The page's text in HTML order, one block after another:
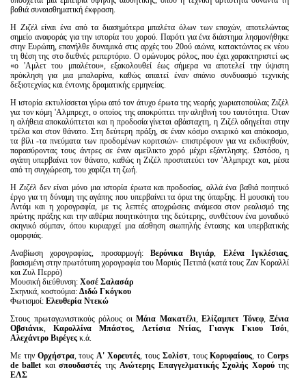
βαθιά συναισθηματική έκφραση.
Η Ζιζέλείναι ένα από τα διασημότερα μπαλέτα όλων των εποχών, αποτελώντας
σημείο αναφοράς για την ιστορία του χορού. Παρότι για ένα διάστημα λησμονήθηκε
στην Ευρώπη, επανήλθε δυναμικά στις αρχές του 20ού αιώνα, κατακτώντας εκ νέου
τη θέση της στο διεθνές ρεπερτόριο. Ο ομώνυμος ρόλος, που έχει χαρακτηριστεί ως
«ο 'Aμλετ του μπαλέτου», εξακολουθεί έως σήμερα να αποτελεί την ύψιστη
πρόκληση για μια μπαλαρίνα, καθώς απαιτεί έναν σπάνιο συνδυασμό τεχνικής
δεξιοτεχνίας και έντονης δραματικής ερμηνείας.
Η ιστορία εκτυλίσσεται γύρω από τον άτυχο έρωτα της νεαρής χωριατοπούλας Ζιζέλ
για τον κόμη 'Aλμπρεχτ, ο οποίος της αποκρύπτει την αληθινή του ταυτότητα. Όταν
η αλήθεια αποκαλύπτεται και η προδοσία γίνεται αβάσταχτη, η Ζιζέλ οδηγείται στην
τρέλα και στον θάνατο. Στη δεύτερη πράξη, σε έναν κόσμο ονειρικό και απόκοσμο,
τα βίλι -τα πνεύματα των προδομένων κοριτσιών- επιστρέφουν για να εκδικηθούν,
παρασύροντας τους άντρες σε έναν αμείλικτο χορό μέχρι εξάντλησης. Ωστόσο, η
αγάπη υπερβαίνει τον θάνατο, καθώς η Ζιζέλ προστατεύει τον 'Aλμπρεχτ και, μέσα
από τη συγχώρεση, του χαρίζει τη ζωή.
ΗΖιζέλ δεν είναι μόνο μια ιστορία έρωτα και προδοσίας, αλλά ένα βαθιά ποιητικό
έργο για τη δύναμη της αγάπης που υπερβαίνει τα όρια της ύπαρξης. Η μουσική του
Αντάμ και η χορογραφία, με τις λεπτές αποχρώσεις ανάμεσα στον ρεαλισμό της
πρώτης πράξης και την αιθέρια ποιητικότητα της δεύτερης, συνθέτουν ένα μοναδικό
σκηνικό σύμπαν, όπου κυριαρχεί μια αίσθηση σιωπηλής έντασης και υπερβατικής
ομορφιάς.
Αναβίωση χορογραφίας, προσαρμογή: Βερόνικα Βιγιάρ, Ελένα Ιγκλέσιας,
βασισμένη στην πρωτότυπη χορογραφία του Μαριύς Πετιπά (κατά τους Ζαν Κοραλλί
και Ζυλ Περρό)
Μουσική διεύθυνση: Χοσέ Σαλασάρ
Σκηνικά, κοστούμια: Διδώ Γκόγκου
Φωτισμοί: Ελευθερία Ντεκώ
Στους πρωταγωνιστικούς ρόλους οιΜάια Μακατέλι, Ελίζαμπετ Τόνεφ, Ξένια
Οβσιάνικ, Καρολλίνα Μπάστος, Λετίσια Ντίας, Γιανγκ Γκιου Τσόι,
Αλεχάντρο Βιρέγες κ.ά.
Με την Ορχήστρα, τουςΑ' Χορευτές, τους Σολίστ, τουςΚορυφαίους, τοCorps
de ballet καισπουδαστές τηςΑνώτερης Επαγγελματικής Σχολής Χορούτης
ΕΛΣ